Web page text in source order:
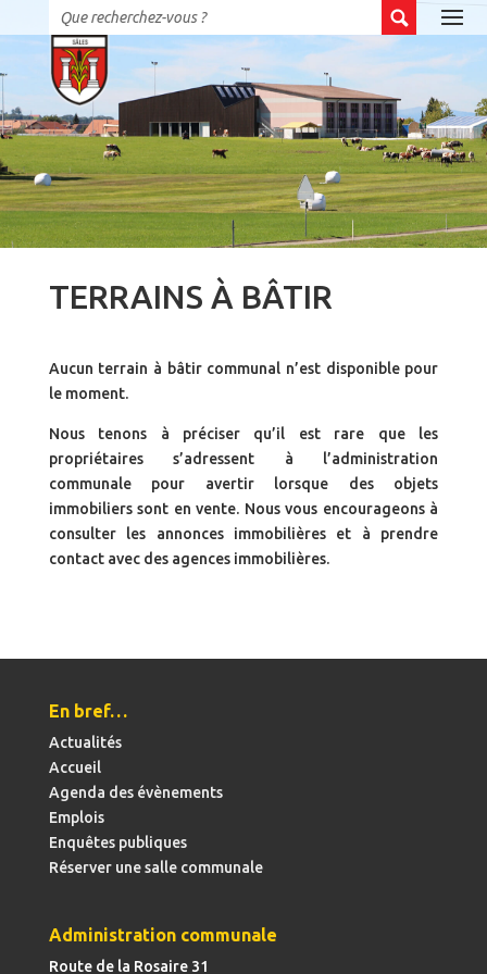
TERRAINS À BÂTIR
Aucun terrain à bâtir communal n’est disponible pour
le moment.
Nous tenons à préciser qu’il est rare que les
propriétaires s’adressent à l’administration
communale pour avertir lorsque des objets
immobiliers sont en vente. Nous vous encourageons à
consulter les annonces immobilières et à prendre
contact avec des agences immobilières.
En bref…
Actualités
Accueil
Agenda des évènements
Emplois
Enquêtes publiques
Réserver une salle communale
Administration communale
Route de la Rosaire 31